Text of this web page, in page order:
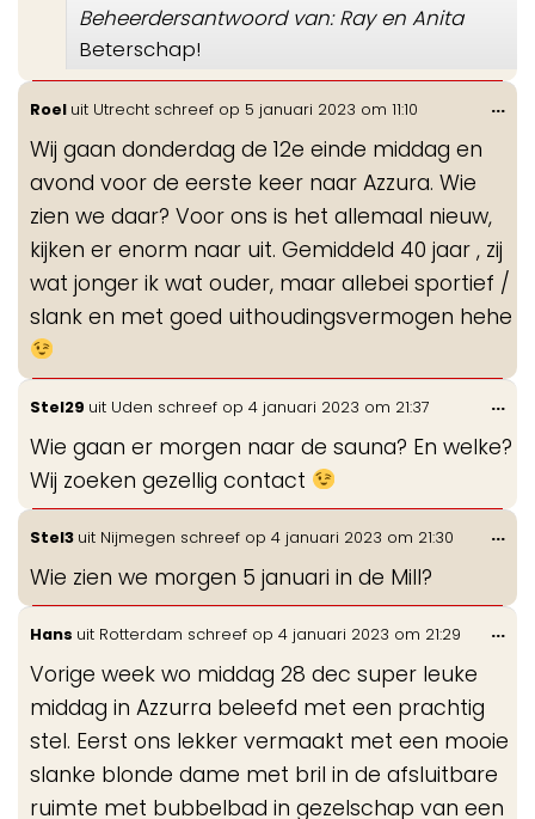
Beheerdersantwoord van: Ray en Anita
Beterschap!
Roel uit Utrecht schreef op 5 januari 2023 om 11:10
Wij gaan donderdag de 12e einde middag en
avond voor de eerste keer naar Azzura. Wie
zien we daar? Voor ons is het allemaal nieuw,
kijken er enorm naar uit. Gemiddeld 40 jaar , zij
wat jonger ik wat ouder, maar allebei sportief /
slank en met goed uithoudingsvermogen hehe
...
Stel29 uit Uden schreef op 4 januari 2023 om 21:37
Wie gaan er morgen naar de sauna? En welke?
Wij zoeken gezellig contact
...
Stel3 uit Nijmegen schreef op 4 januari 2023 om 21:30
Wie zien we morgen 5 januari in de Mill?
...
Hans uit Rotterdam schreef op 4 januari 2023 om 21:29
Vorige week wo middag 28 dec super leuke
middag in Azzurra beleefd met een prachtig
stel. Eerst ons lekker vermaakt met een mooie
slanke blonde dame met bril in de afsluitbare
ruimte met bubbelbad in gezelschap van een
...